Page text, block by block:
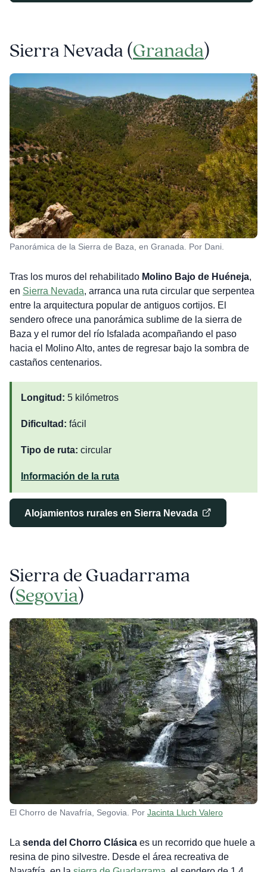
Sierra Nevada (Granada)
Panorámica de la Sierra de Baza, en Granada. Por Dani.
Tras los muros del rehabilitado Molino Bajo de Huéneja,
en Sierra Nevada, arranca una ruta circular que serpentea
entre la arquitectura popular de antiguos cortijos. El
sendero ofrece una panorámica sublime de la sierra de
Baza y el rumor del río Isfalada acompañando el paso
hacia el Molino Alto, antes de regresar bajo la sombra de
castaños centenarios.
Longitud: 5 kilómetros
Dificultad: fácil
Tipo de ruta: circular
Información de la ruta
Alojamientos rurales en Sierra Nevada
Sierra de Guadarrama
(Segovia)
El Chorro de Navafría, Segovia. Por Jacinta Lluch Valero
La senda del Chorro Clásicaes un recorrido que huele a
resina de pino silvestre. Desde el área recreativa de